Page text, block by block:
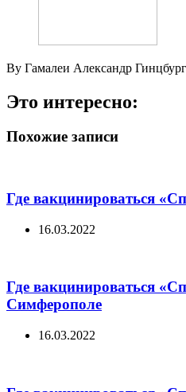
By Гамалеи Александр Гинцбург
Это интересно:
Похожие записи
Где вакцинироваться
16.03.2022
Где вакцинироваться
Симферополе
16.03.2022